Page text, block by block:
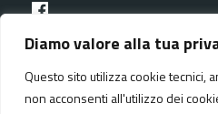
Diamo valore alla tua
Questo sito utilizza cookie tecnici,
non acconsenti all'utilizzo dei
facebook
Media policy